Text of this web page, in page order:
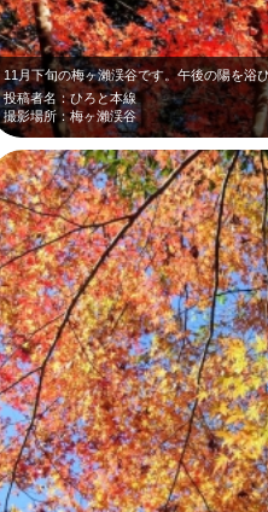
投稿者名：ひろと本線
撮影場所：梅ヶ瀨渓谷